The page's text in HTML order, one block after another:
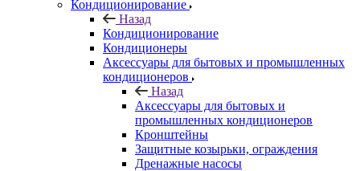
Кондиционирование
Назад
Кондиционирование
Кондиционеры
Аксессуары для бытовых и промышленных
кондиционеров
Назад
Аксессуары для бытовых и
промышленных кондиционеров
Кронштейны
Защитные козырьки, ограждения
Дренажные насосы